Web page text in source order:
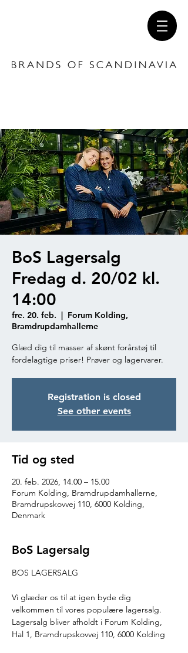
BoS Lagersalg
Fredag d. 20/02 kl.
14:00
fre. 20. feb.
  |
Forum Kolding,
Bramdrupdamhallerne
Glæd dig til masser af skønt forårstøj til
fordelagtige priser! Prøver og lagervarer.
Registration is closed
See other events
Tid og sted
20. feb. 2026, 14.00 – 15.00
Forum Kolding, Bramdrupdamhallerne,
Bramdrupskovvej 110, 6000 Kolding,
Denmark
BoS Lagersalg
BOS LAGERSALG
Vi glæder os til at igen byde dig
velkommen til vores populære lagersalg.
Lagersalg bliver afholdt i Forum Kolding,
Hal 1, Bramdrupskovvej 110, 6000 Kolding